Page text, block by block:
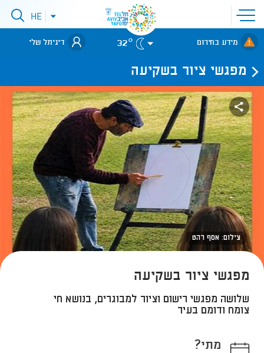
פתיחת
תפריט
אתר
לאתר עיריית
תל-אביב
פתיחתHE
מידע בחירום 32° דיגיתל שלי
מפגשי ציור בשקיעה
צילום: אסף רהט
מפגשי ציור בשקיעה
שלושה מפגשי רישום וציור למבוגרים, בנושא חי
צומח ודומם בעיר
מתי?